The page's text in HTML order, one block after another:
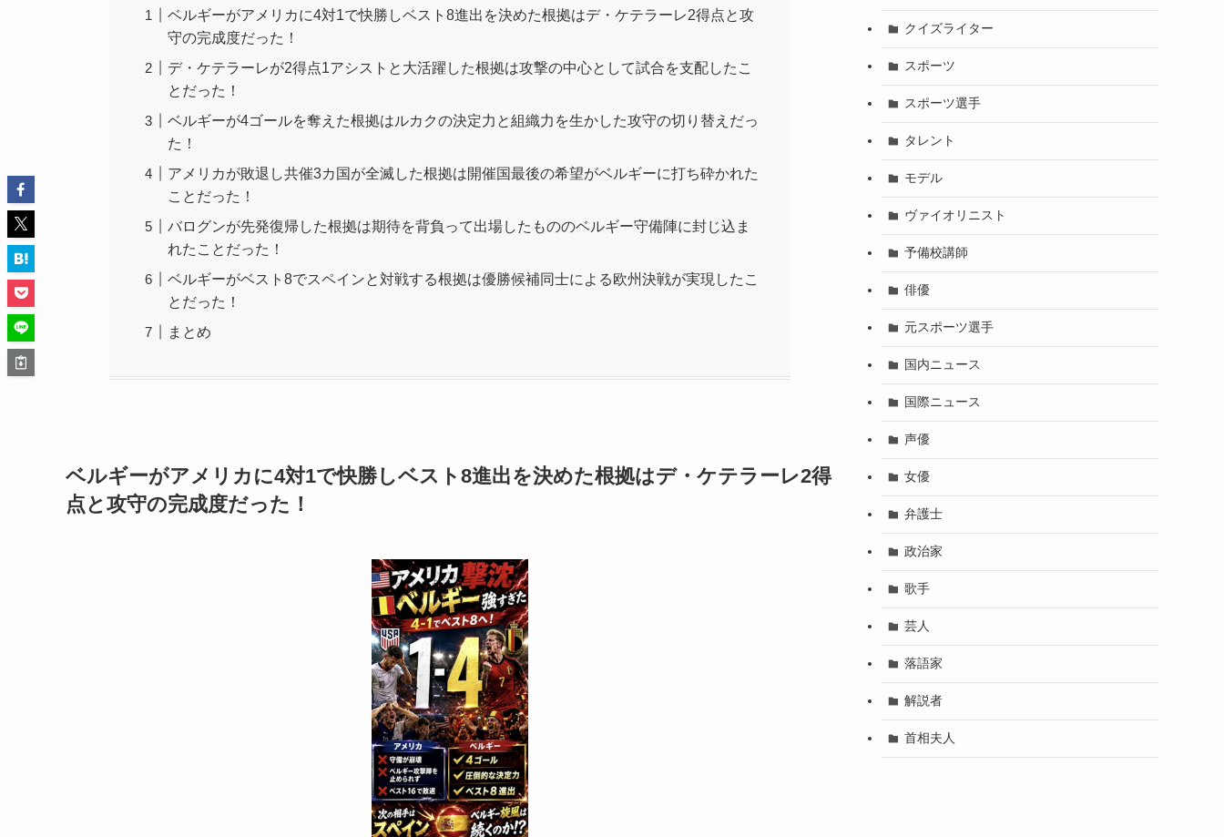
ベルギーがアメリカに4対1で快勝しベスト8進出を決めた根拠はデ・ケテラーレ2得点と攻
守の完成度だった！
デ・ケテラーレが2得点1アシストと大活躍した根拠は攻撃の中心として試合を支配したこ
とだった！
ベルギーが4ゴールを奪えた根拠はルカクの決定力と組織力を生かした攻守の切り替えだっ
た！
アメリカが敗退し共催3カ国が全滅した根拠は開催国最後の希望がベルギーに打ち砕かれた
ことだった！
バログンが先発復帰した根拠は期待を背負って出場したもののベルギー守備陣に封じ込ま
れたことだった！
ベルギーがベスト8でスペインと対戦する根拠は優勝候補同士による欧州決戦が実現したこ
とだった！
まとめ
ベルギーがアメリカに4対1で快勝しベスト8進出を決めた根拠はデ・ケテラーレ2得
点と攻守の完成度だった！
クイズライター
スポーツ
スポーツ選手
タレント
モデル
ヴァイオリニスト
予備校講師
俳優
元スポーツ選手
国内ニュース
国際ニュース
声優
女優
弁護士
政治家
歌手
芸人
落語家
解説者
首相夫人